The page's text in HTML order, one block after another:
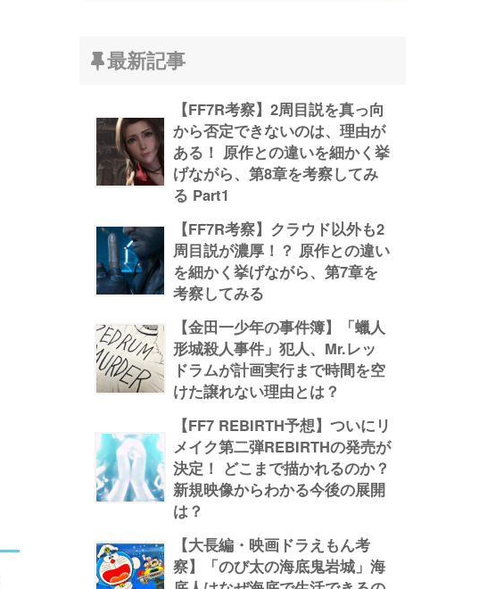
最新記事
【FF7R考察】2周目説を真っ向
から否定できないのは、理由が
ある！ 原作との違いを細かく挙
げながら、第8章を考察してみ
る Part1
【FF7R考察】クラウド以外も2
周目説が濃厚！？ 原作との違い
を細かく挙げながら、第7章を
考察してみる
【金田一少年の事件簿】「蠟人
形城殺人事件」犯人、Mr.レッ
ドラムが計画実行まで時間を空
けた譲れない理由とは？
【FF7 REBIRTH予想】ついにリ
メイク第二弾REBIRTHの発売が
決定！ どこまで描かれるのか？
新規映像からわかる今後の展開
は？
【大長編・映画ドラえもん考
察】「のび太の海底鬼岩城」海